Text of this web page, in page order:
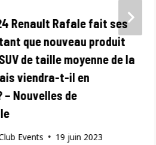
Renault Rafale fait ses
que nouveau produit
de taille moyenne de la
viendra-t-il en
Nouvelles de
Events 19 juin 2023